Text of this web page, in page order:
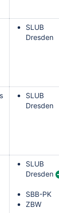
SLUB
Dresden
SLUB
Dresden
SLUB
Dresden
SBB-PK
ZBW